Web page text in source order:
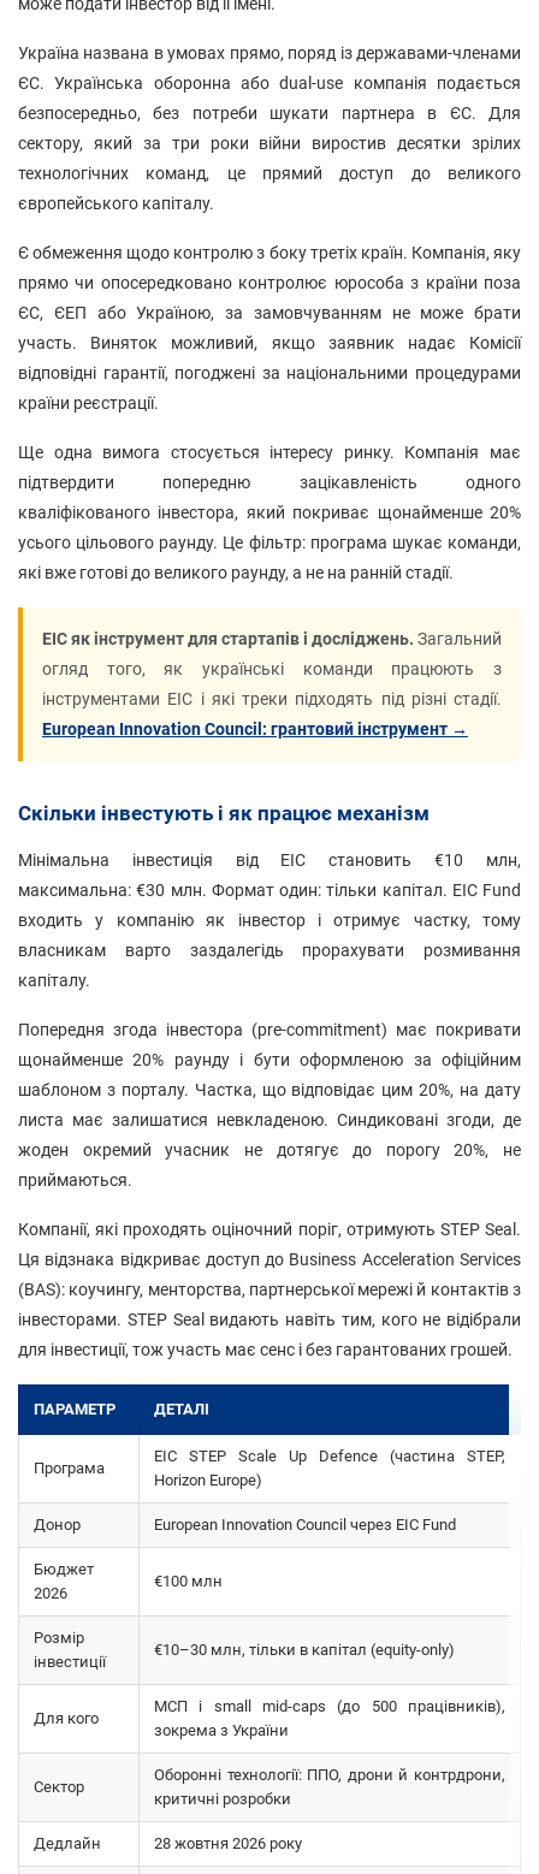
Україна названа в умовах прямо, поряд із державами-членами
ЄС. Українська оборонна або dual-use компанія подається
безпосередньо, без потреби шукати партнера в ЄС. Для
сектору, який за три роки війни виростив десятки зрілих
технологічних команд, це прямий доступ до великого
європейського капіталу.
Є обмеження щодо контролю з боку третіх країн. Компанія, яку
прямо чи опосередковано контролює юрособа з країни поза
ЄС, ЄЕП або Україною, за замовчуванням не може брати
участь. Виняток можливий, якщо заявник надає Комісії
відповідні гарантії, погоджені за національними процедурами
країни реєстрації.
Ще одна вимога стосується інтересу ринку. Компанія має
підтвердити попередню зацікавленість одного
кваліфікованого інвестора, який покриває щонайменше 20%
усього цільового раунду. Це фільтр: програма шукає команди,
які вже готові до великого раунду, а не на ранній стадії.
EIC як інструмент для стартапів і досліджень. Загальний
огляд того, як українські команди працюють з
інструментами EIC і які треки підходять під різні стадії.
European Innovation Council: грантовий інструмент →
Скільки інвестують і як працює механізм
Мінімальна інвестиція від EIC становить €10 млн,
максимальна: €30 млн. Формат один: тільки капітал. EIC Fund
входить у компанію як інвестор і отримує частку, тому
власникам варто заздалегідь прорахувати розмивання
капіталу.
Попередня згода інвестора (pre-commitment) має покривати
щонайменше 20% раунду і бути оформленою за офіційним
шаблоном з порталу. Частка, що відповідає цим 20%, на дату
листа має залишатися невкладеною. Синдиковані згоди, де
жоден окремий учасник не дотягує до порогу 20%, не
приймаються.
Компанії, які проходять оціночний поріг, отримують STEP Seal.
Ця відзнака відкриває доступ до Business Acceleration Services
(BAS): коучингу, менторства, партнерської мережі й контактів з
інвесторами. STEP Seal видають навіть тим, кого не відібрали
для інвестиції, тож участь має сенс і без гарантованих грошей.
ПАРАМЕТР ДЕТАЛІ
Програма
EIC STEP Scale Up Defence (частина STEP,
Horizon Europe)
Донор European Innovation Council через EIC Fund
Бюджет
2026
€100 млн
Розмір
інвестиції
€10–30 млн, тільки в капітал (equity-only)
Для кого
МСП і small mid-caps (до 500 працівників),
зокрема з України
Сектор
Оборонні технології: ППО, дрони й контрдрони,
критичні розробки
Дедлайн 28 жовтня 2026 року